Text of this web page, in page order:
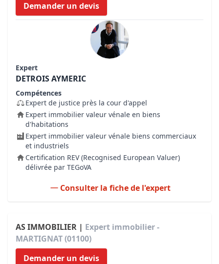
Demander un devis
Expert
DETROIS AYMERIC
Compétences
Expert de justice près la cour d'appel
Expert immobilier valeur vénale en biens
d'habitations
Expert immobilier valeur vénale biens commerciaux
et industriels
Certification REV (Recognised European Valuer)
délivrée par TEGoVA
Consulter la fiche de l'expert
AS IMMOBILIER | Expert immobilier -
MARTIGNAT (01100)
Demander un devis